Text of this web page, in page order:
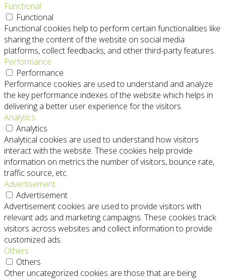
Functional
Functional
Functional cookies help to perform certain functionalities like
sharing the content of the website on social media
platforms, collect feedbacks, and other third-party features.
Performance
Performance
Performance cookies are used to understand and analyze
the key performance indexes of the website which helps in
delivering a better user experience for the visitors.
Analytics
Analytics
Analytical cookies are used to understand how visitors
interact with the website. These cookies help provide
information on metrics the number of visitors, bounce rate,
traffic source, etc.
Advertisement
Advertisement
Advertisement cookies are used to provide visitors with
relevant ads and marketing campaigns. These cookies track
visitors across websites and collect information to provide
customized ads.
Others
Others
Other uncategorized cookies are those that are being